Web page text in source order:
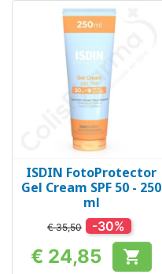
ISDIN FotoProtector
Gel Cream SPF 50 - 250
ml
€ 35,50 -30%
Prijs
€ 24,85 